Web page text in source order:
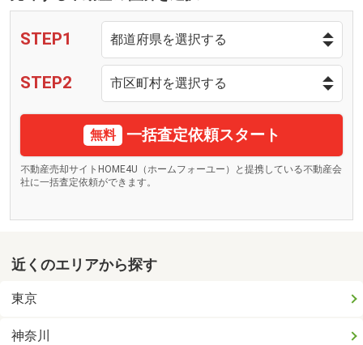
STEP1
STEP2
無料 一括査定依頼スタート
不動産売却サイトHOME4U（ホームフォーユー）と提携している不動産会
社に一括査定依頼ができます。
近くのエリアから探す
東京
神奈川